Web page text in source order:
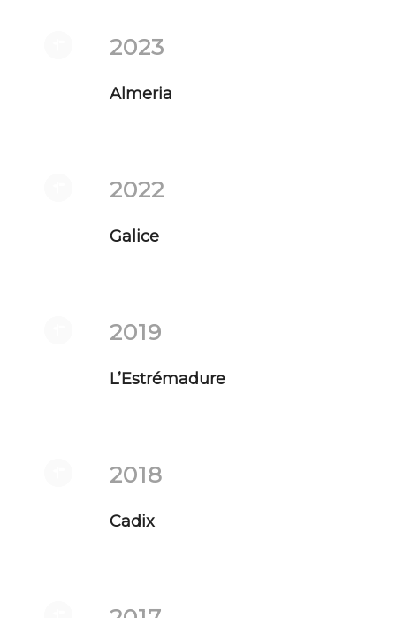
2023
Almeria
2022
Galice
2019
L’Estrémadure
2018
Cadix